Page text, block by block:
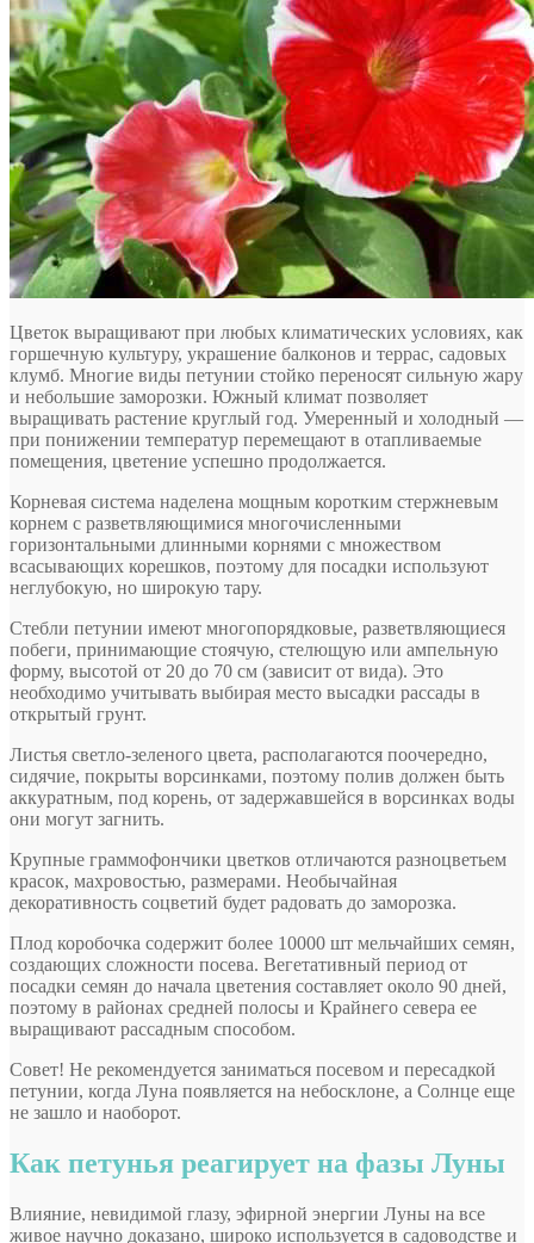
Цветок выращивают при любых климатических условиях, как
горшечную культуру, украшение балконов и террас, садовых
клумб. Многие виды петунии стойко переносят сильную жару
и небольшие заморозки. Южный климат позволяет
выращивать растение круглый год. Умеренный и холодный —
при понижении температур перемещают в отапливаемые
помещения, цветение успешно продолжается.
Корневая система наделена мощным коротким стержневым
корнем с разветвляющимися многочисленными
горизонтальными длинными корнями с множеством
всасывающих корешков, поэтому для посадки используют
неглубокую, но широкую тару.
Стебли петунии имеют многопорядковые, разветвляющиеся
побеги, принимающие стоячую, стелющую или ампельную
форму, высотой от 20 до 70 см (зависит от вида). Это
необходимо учитывать выбирая место высадки рассады в
открытый грунт.
Листья светло-зеленого цвета, располагаются поочередно,
сидячие, покрыты ворсинками, поэтому полив должен быть
аккуратным, под корень, от задержавшейся в ворсинках воды
они могут загнить.
Крупные граммофончики цветков отличаются разноцветьем
красок, махровостью, размерами. Необычайная
декоративность соцветий будет радовать до заморозка.
Плод коробочка содержит более 10000 шт мельчайших семян,
создающих сложности посева. Вегетативный период от
посадки семян до начала цветения составляет около 90 дней,
поэтому в районах средней полосы и Крайнего севера ее
выращивают рассадным способом.
Совет! Не рекомендуется заниматься посевом и пересадкой
петунии, когда Луна появляется на небосклоне, а Солнце еще
не зашло и наоборот.
Как петунья реагирует на фазы Луны
Влияние, невидимой глазу, эфирной энергии Луны на все
живое научно доказано, широко используется в садоводстве и